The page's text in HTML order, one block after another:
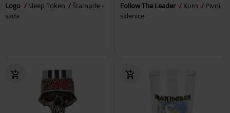
Logo Sleep Token
Štamprle -
sada
Follow The Leader Korn
Pivní
sklenice